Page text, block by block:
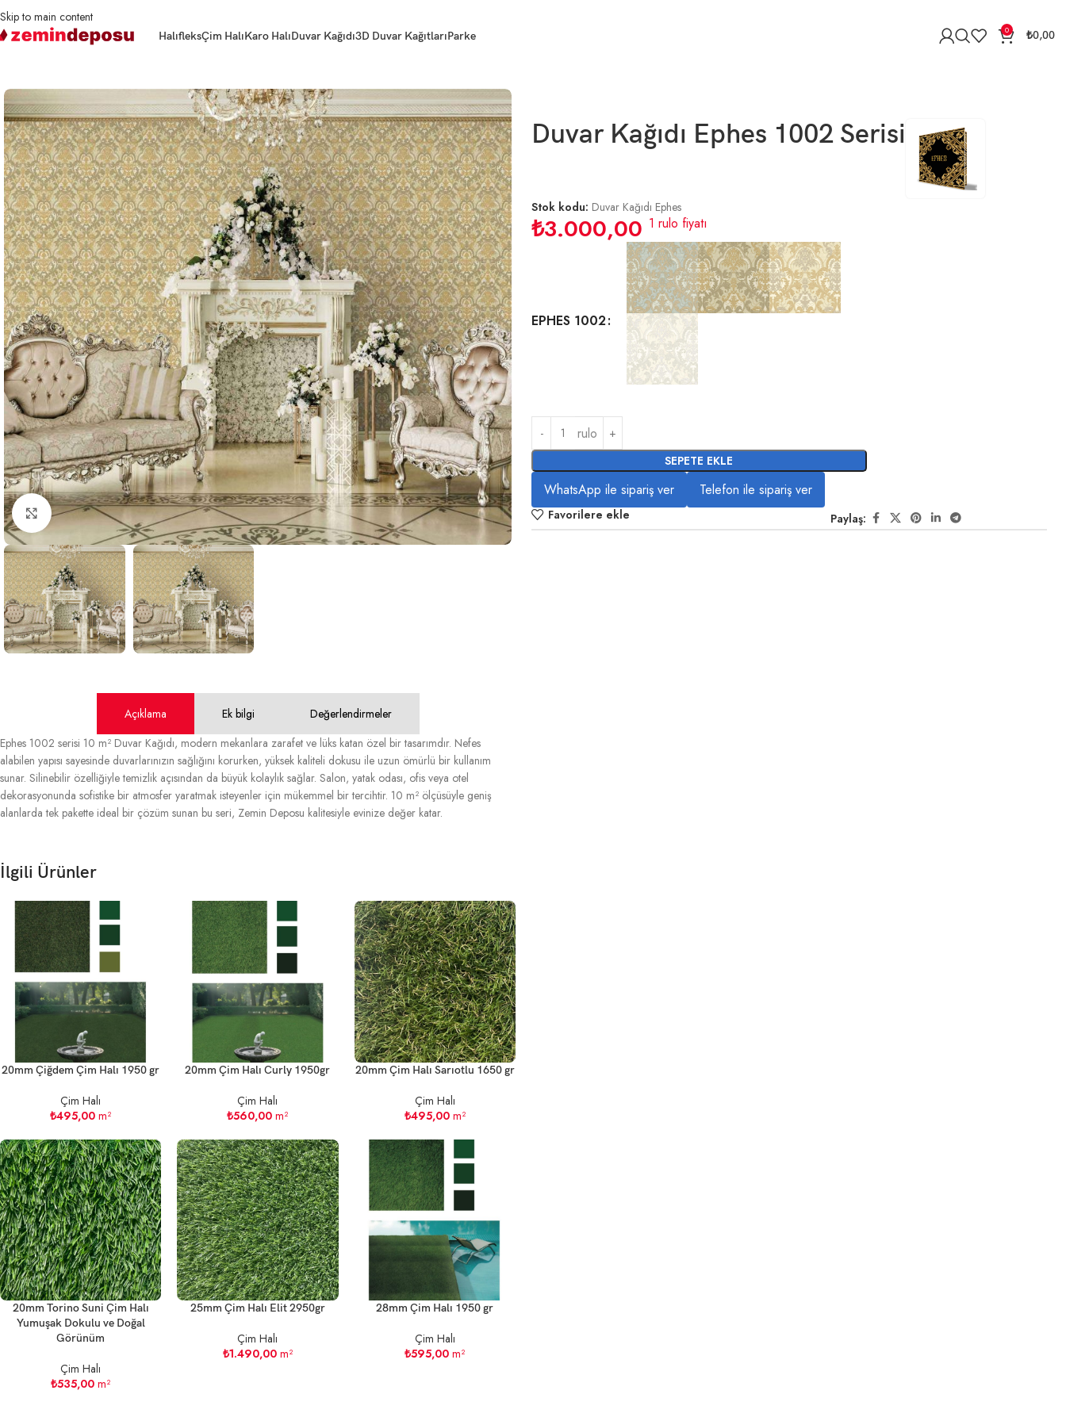
Skip to main content
HalıfleksÇim HalıKaro HalıDuvar Kağıdı3D Duvar KağıtlarıParke 0 ₺0,00
Büyütmek için tıklayın
Duvar Kağıdı Ephes 1002 Serisi
Stok kodu: Duvar Kağıdı Ephes
₺3.000,00 1 rulo fiyatı
EPHES 1002
rulo
SEPETE EKLE
WhatsApp ile sipariş ver Telefon ile sipariş ver
Favorilere ekle Paylaş:
Açıklama Ek bilgi
Değerlendirmeler
Ephes 1002 serisi 10 m² Duvar Kağıdı, modern mekanlara zarafet ve lüks katan özel bir tasarımdır. Nefes
alabilen yapısı sayesinde duvarlarınızın sağlığını korurken, yüksek kaliteli dokusu ile uzun ömürlü bir kullanım
sunar. Silinebilir özelliğiyle temizlik açısından da büyük kolaylık sağlar. Salon, yatak odası, ofis veya otel
dekorasyonunda sofistike bir atmosfer yaratmak isteyenler için mükemmel bir tercihtir. 10 m² ölçüsüyle geniş
alanlarda tek pakette ideal bir çözüm sunan bu seri, Zemin Deposu kalitesiyle evinize değer katar.
İlgili Ürünler
20mm Çiğdem Çim Halı 1950 gr
Çim Halı
₺495,00 m²
20mm Çim Halı Curly 1950gr
Çim Halı
₺560,00 m²
20mm Çim Halı Sarıotlu 1650 gr
Çim Halı
₺495,00m²
20mm Torino Suni Çim Halı
Yumuşak Dokulu ve Doğal
Görünüm
Çim Halı
₺535,00 m²
25mm Çim Halı Elit 2950gr
Çim Halı
₺1.490,00m²
28mm Çim Halı 1950 gr
Çim Halı
₺595,00 m²